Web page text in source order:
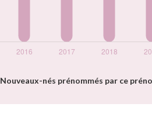
Nouveaux-nés prénommés par ce